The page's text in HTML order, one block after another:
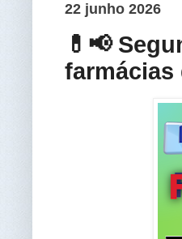
22 junho 2026
💊📢
farmácias